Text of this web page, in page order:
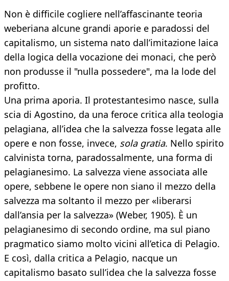
Non è difficile cogliere nell’affascinante teoria
weberiana alcune grandi aporie e paradossi del
capitalismo, un sistema nato dall’imitazione laica
della logica della vocazione dei monaci, che però
non produsse il "nulla possedere", ma la lode del
profitto.
Una prima aporia. Il protestantesimo nasce, sulla
scia di Agostino, da una feroce critica alla teologia
pelagiana, all’idea che la salvezza fosse legata alle
opere e non fosse, invece, sola gratia. Nello spirito
calvinista torna, paradossalmente, una forma di
pelagianesimo. La salvezza viene associata alle
opere, sebbene le opere non siano il mezzo della
salvezza ma soltanto il mezzo per «liberarsi
dall’ansia per la salvezza» (Weber, 1905). È un
pelagianesimo di secondo ordine, ma sul piano
pragmatico siamo molto vicini all’etica di Pelagio.
E così, dalla critica a Pelagio, nacque un
capitalismo basato sull’idea che la salvezza fosse